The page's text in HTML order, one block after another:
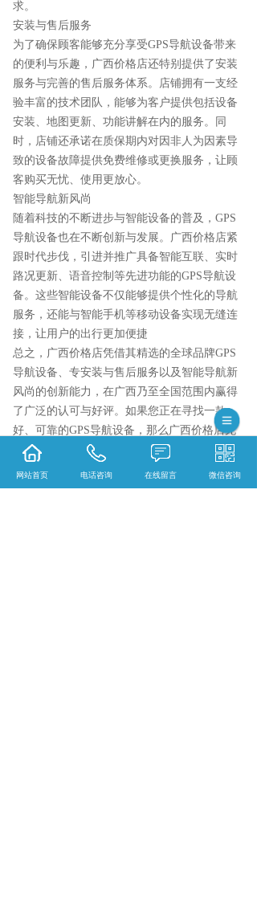
求。
安装与售后服务
为了确保顾客能够充分享受GPS导航设备带来
的便利与乐趣，广西价格店还特别提供了安装
服务与完善的售后服务体系。店铺拥有一支经
验丰富的技术团队，能够为客户提供包括设备
安装、地图更新、功能讲解在内的服务。同
时，店铺还承诺在质保期内对因非人为因素导
致的设备故障提供免费维修或更换服务，让顾
客购买无忧、使用更放心。
智能导航新风尚
随着科技的不断进步与智能设备的普及，GPS
导航设备也在不断创新与发展。广西价格店紧
跟时代步伐，引进并推广具备智能互联、实时
路况更新、语音控制等先进功能的GPS导航设
备。这些智能设备不仅能够提供个性化的导航
服务，还能与智能手机等移动设备实现无缝连
接，让用户的出行更加便捷
总之，广西价格店凭借其精选的全球品牌GPS
导航设备、专安装与售后服务以及智能导航新
风尚的创新能力，在广西乃至全国范围内赢得
了广泛的认可与好评。如果您正在寻找一款
好、可靠的GPS导航设备，那么广西价格店无
疑是您.
网站首页 电话咨询 在线留言 微信咨询